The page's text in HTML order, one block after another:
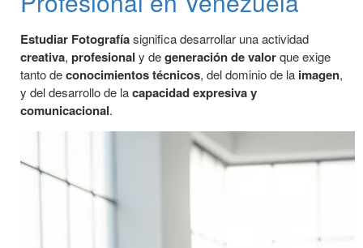
Estudiar Fotografíasignifica desarrollar una actividad
creativa, profesional y degeneración de valorque exige
tanto deconocimientos técnicos, del dominio de la imagen,
y del desarrollo de lacapacidad expresiva y
comunicacional.